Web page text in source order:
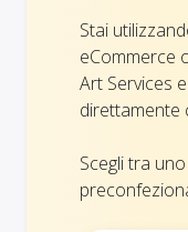
Stai
eCommerce
Art Services
direttamente
Scegli tra